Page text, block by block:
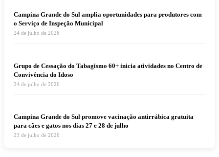
Campina Grande do Sul amplia oportunidades para produtores com
o Serviço de Inspeção Municipal
24 de julho de 2026
Grupo de Cessação do Tabagismo 60+ inicia atividades no Centro de
Convivência do Idoso
24 de julho de 2026
Campina Grande do Sul promove vacinação antirrábica gratuita
para cães e gatos nos dias 27 e 28 de julho
23 de julho de 2026